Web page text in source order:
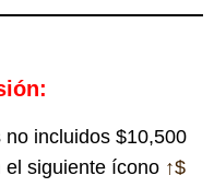
incluidos $10,500
el siguiente ícono ↑$